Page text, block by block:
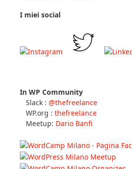
I miei social
In WP Community
Slack : @thefreelance
WP.org : thefreelance
Meetup: Dario Banfi